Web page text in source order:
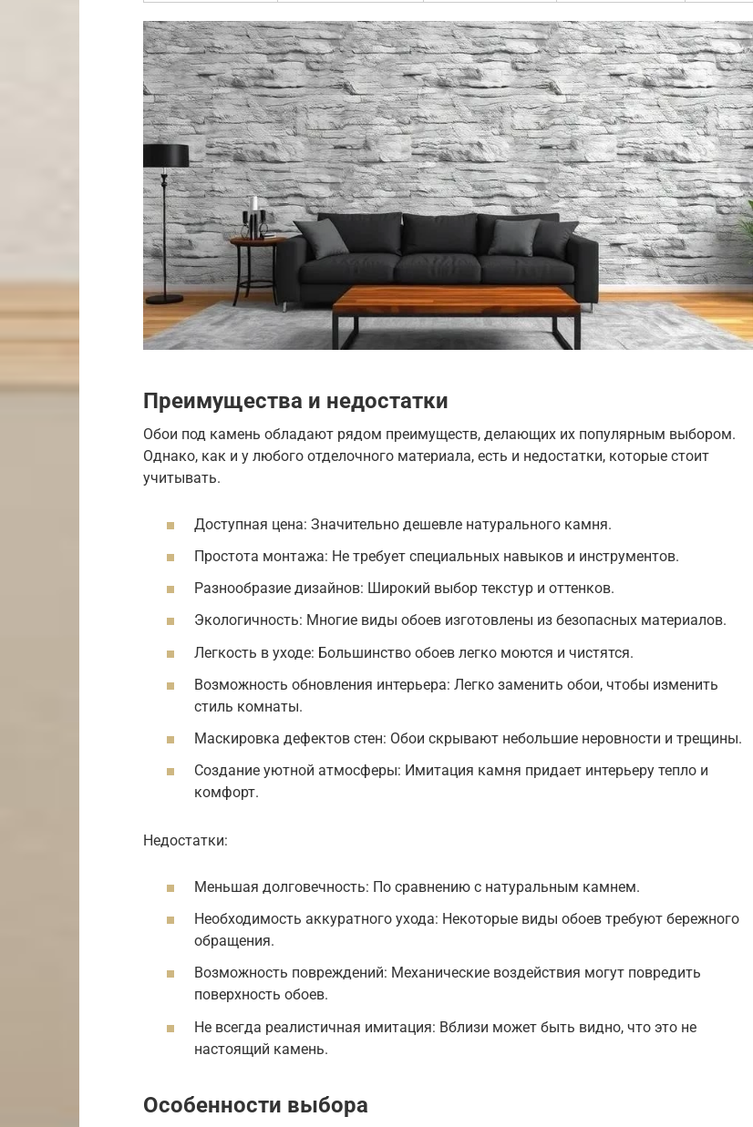
Преимущества и недостатки
Обои под камень обладают рядом преимуществ, делающих их популярным выбором.
Однако, как и у любого отделочного материала, есть и недостатки, которые стоит
учитывать.
Доступная цена: Значительно дешевле натурального камня.
Простота монтажа: Не требует специальных навыков и инструментов.
Разнообразие дизайнов: Широкий выбор текстур и оттенков.
Экологичность: Многие виды обоев изготовлены из безопасных материалов.
Легкость в уходе: Большинство обоев легко моются и чистятся.
Возможность обновления интерьера: Легко заменить обои, чтобы изменить
стиль комнаты.
Маскировка дефектов стен: Обои скрывают небольшие неровности и трещины.
Создание уютной атмосферы: Имитация камня придает интерьеру тепло и
комфорт.
Недостатки:
Меньшая долговечность: По сравнению с натуральным камнем.
Необходимость аккуратного ухода: Некоторые виды обоев требуют бережного
обращения.
Возможность повреждений: Механические воздействия могут повредить
поверхность обоев.
Не всегда реалистичная имитация: Вблизи может быть видно, что это не
настоящий камень.
Особенности выбора